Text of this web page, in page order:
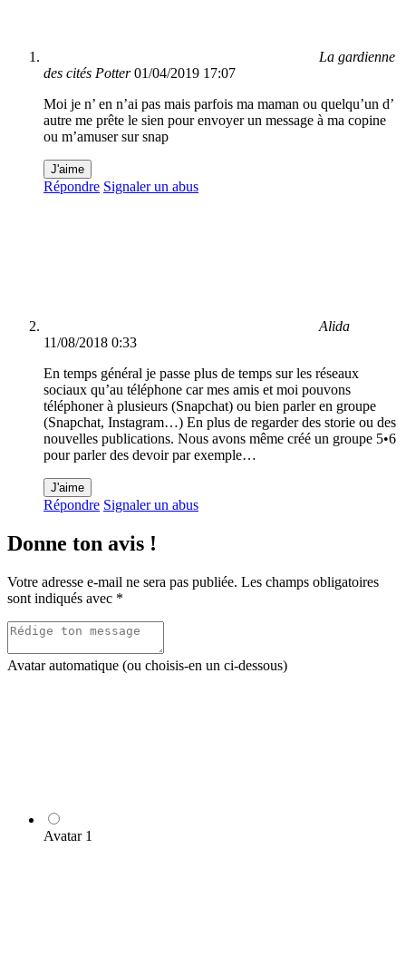
La gardienne
des cités Potter 01/04/2019 17:07
Moi je n’ en n’ai pas mais parfois ma maman ou quelqu’un d’
autre me prête le sien pour envoyer un message à ma copine
ou m’amuser sur snap
J'aime
Répondre Signaler un abus
Alida
11/08/2018 0:33
En temps général je passe plus de temps sur les réseaux
sociaux qu’au téléphone car mes amis et moi pouvons
téléphoner à plusieurs (Snapchat) ou bien parler en groupe
(Snapchat, Instagram…) En plus de regarder des storie ou des
nouvelles publications. Nous avons même créé un groupe 5•6
pour parler des devoir par exemple…
J'aime
Répondre Signaler un abus
Donne ton avis !
Votre adresse e-mail ne sera pas publiée. Les champs obligatoires
sont indiqués avec *
Avatar automatique (ou choisis-en un ci-dessous)
Avatar 1